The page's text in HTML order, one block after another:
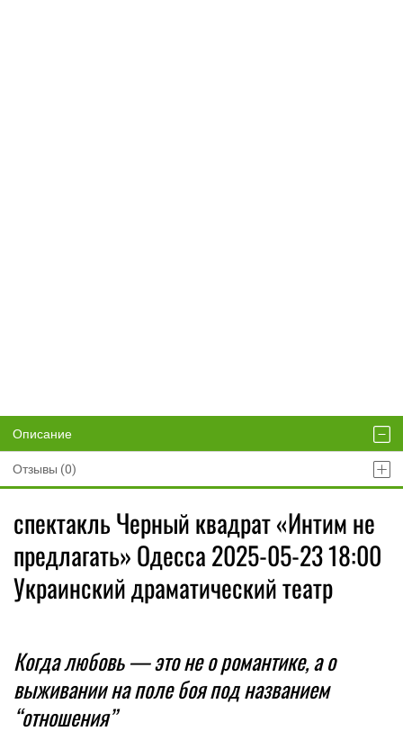
Описание
Отзывы (0)
спектакль Черный квадрат «Интим не
предлагать» Одесса 2025-05-23 18:00
Украинский драматический театр
Когда любовь — это не о романтике, а о
выживании на поле боя под названием
“отношения”